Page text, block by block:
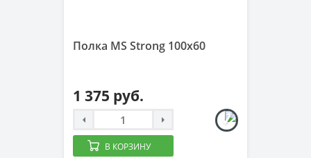
Полка MS Strong 100x60
1 375 руб.
В КОРЗИНУ